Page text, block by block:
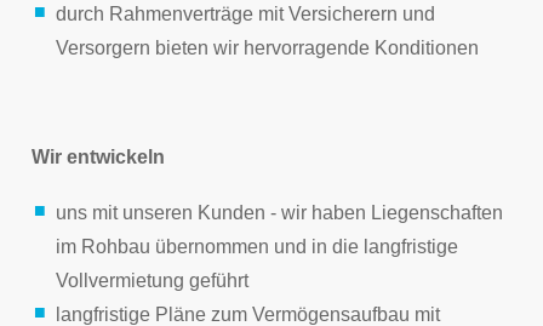
durch Rahmenverträge mit Versicherern und
Versorgern bieten wir hervorragende Konditionen
Wir entwickeln
uns mit unseren Kunden - wir haben Liegenschaften
im Rohbau übernommen und in die langfristige
Vollvermietung geführt
langfristige Pläne zum Vermögensaufbau mit